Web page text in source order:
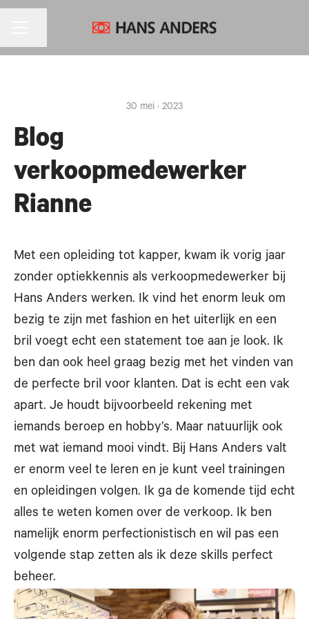
30 mei · 2023
Blog
verkoopmedewerker
Rianne
Met een opleiding tot kapper, kwam ik vorig jaar
zonder optiekkennis als verkoopmedewerker bij
Hans Anders werken. Ik vind het enorm leuk om
bezig te zijn met fashion en het uiterlijk en een
bril voegt echt een statement toe aan je look. Ik
ben dan ook heel graag bezig met het vinden van
de perfecte bril voor klanten. Dat is echt een vak
apart. Je houdt bijvoorbeeld rekening met
iemands beroep en hobby’s. Maar natuurlijk ook
met wat iemand mooi vindt. Bij Hans Anders valt
er enorm veel te leren en je kunt veel trainingen
en opleidingen volgen. Ik ga de komende tijd echt
alles te weten komen over de verkoop. Ik ben
namelijk enorm perfectionistisch en wil pas een
volgende stap zetten als ik deze skills perfect
beheer.